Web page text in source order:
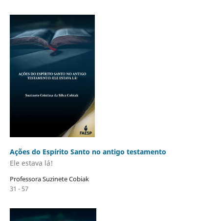
Ações do Espírito Santo no antigo testamento
Ele estava lá!
Professora Suzinete Cobiak
31 - 57